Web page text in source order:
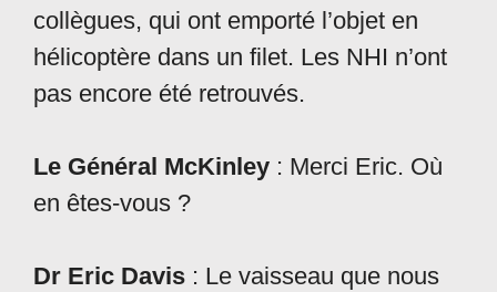
collègues, qui ont emporté l’objet en
hélicoptère dans un filet. Les NHI n’ont
pas encore été retrouvés.
Le Général McKinley : Merci Eric. Où
en êtes-vous ?
Dr Eric Davis : Le vaisseau que nous